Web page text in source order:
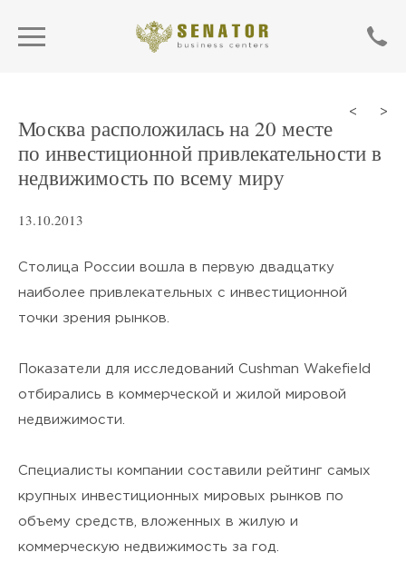
< >
Москва расположилась на 20 месте
по инвестиционной привлекательности в
недвижимость по всему миру
13.10.2013
Столица России вошла в первую двадцатку
наиболее привлекательных с инвестиционной
точки зрения рынков.
Показатели для исследований Cushman Wakefield
отбирались в коммерческой и жилой мировой
недвижимости.
Специалисты компании составили рейтинг самых
крупных инвестиционных мировых рынков по
объему средств, вложенных в жилую и
коммерческую недвижимость за год.
Нажимая кнопку «Отправить»,
я подтверждаю своё
Политикой
конфиденциальности.